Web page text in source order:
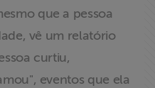
que a pessoa
vê um relatório
curtiu,
eventos que ela